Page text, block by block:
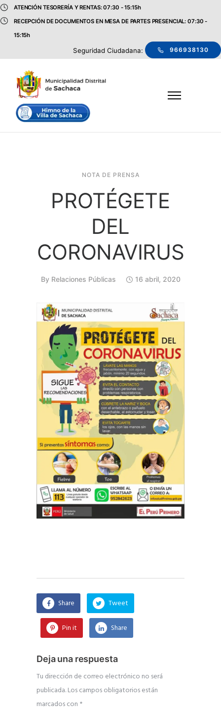
ATENCIÓN TESORERÍA Y RENTAS: 07:30 - 15:15h
RECEPCIÓN DE DOCUMENTOS EN MESA DE PARTES PRESENCIAL: 07:30 -
15:15h
Seguridad Ciudadana: 966938130
NOTA DE PRENSA
PROTÉGETE
DEL
CORONAVIRUS
By Relaciones Públicas 16 abril, 2020
Share Tweet
Pin it Share
Deja una respuesta
Tu dirección de correo electrónico no será
publicada.Los campos obligatorios están
marcados con *